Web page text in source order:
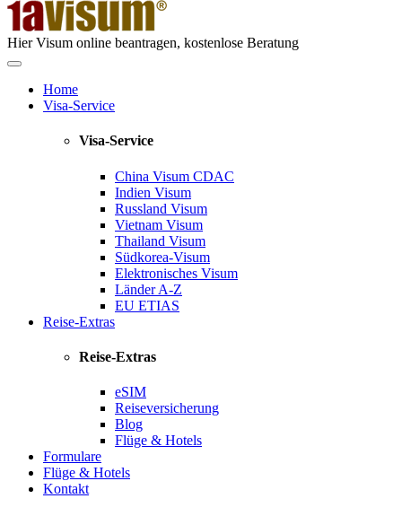
Hier Visum online beantragen, kostenlose Beratung
Home
Visa-Service
Visa-Service
China Visum CDAC
Indien Visum
Russland Visum
Vietnam Visum
Thailand Visum
Südkorea-Visum
Elektronisches Visum
Länder A-Z
EU ETIAS
Reise-Extras
Reise-Extras
eSIM
Reiseversicherung
Blog
Flüge & Hotels
Formulare
Flüge & Hotels
Kontakt